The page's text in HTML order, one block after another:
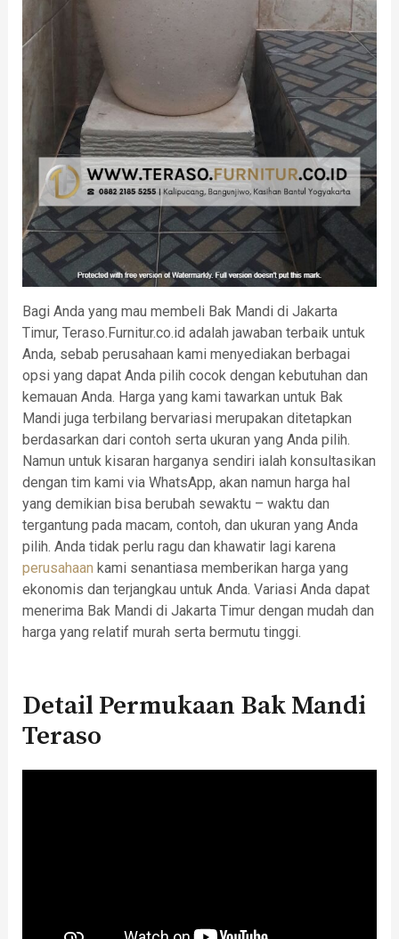
Bagi Anda yang mau membeli Bak Mandi di Jakarta
Timur, Teraso.Furnitur.co.id adalah jawaban terbaik untuk
Anda, sebab perusahaan kami menyediakan berbagai
opsi yang dapat Anda pilih cocok dengan kebutuhan dan
kemauan Anda. Harga yang kami tawarkan untuk Bak
Mandi juga terbilang bervariasi merupakan ditetapkan
berdasarkan dari contoh serta ukuran yang Anda pilih.
Namun untuk kisaran harganya sendiri ialah konsultasikan
dengan tim kami via WhatsApp, akan namun harga hal
yang demikian bisa berubah sewaktu – waktu dan
tergantung pada macam, contoh, dan ukuran yang Anda
pilih. Anda tidak perlu ragu dan khawatir lagi karena
perusahaan kami senantiasa memberikan harga yang
ekonomis dan terjangkau untuk Anda. Variasi Anda dapat
menerima Bak Mandi di Jakarta Timur dengan mudah dan
harga yang relatif murah serta bermutu tinggi.
Detail Permukaan Bak Mandi
Teraso